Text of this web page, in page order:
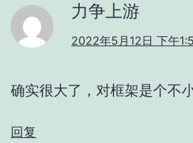
力争上游
2022年5月12日 下午
确实很大了，对框架是个不
回复